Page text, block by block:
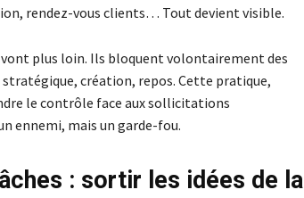
rendez-vous clients… Tout devient visible.
plus loin. Ils bloquent volontairement des
création, repos. Cette pratique,
le contrôle face aux sollicitations
ennemi, mais un garde-fou.
: sortir les idées de la